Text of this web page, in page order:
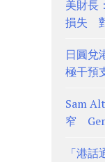
美財長
損失
日圓兌
極干預
Sam
窄
「港